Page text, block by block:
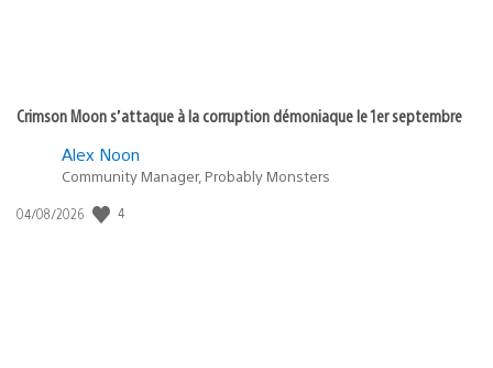
Crimson Moon s’attaque à la corruption démoniaque le 1er septembre
Alex Noon
Community Manager, Probably Monsters
Date
04/08/2026 4